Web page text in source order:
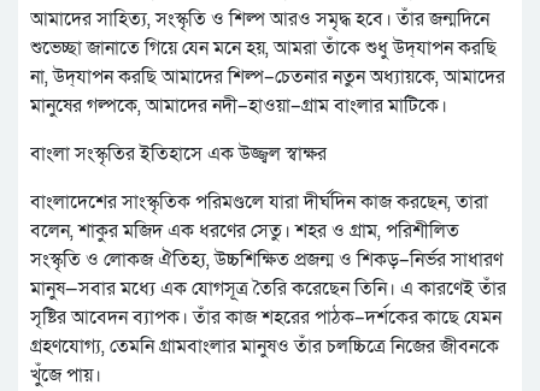
আমাদের সাহিত্য, সংস্কৃতি ও শিল্প আরও সমৃদ্ধ হবে। তাঁর জন্মদিনে
শুভেচ্ছা জানাতে গিয়ে যেন মনে হয়, আমরা তাঁকে শুধু উদ্‌যাপন করছি
না, উদ্‌যাপন করছি আমাদের শিল্প–চেতনার নতুন অধ্যায়কে, আমাদের
মানুষের গল্পকে, আমাদের নদী–হাওয়া–গ্রাম বাংলার মাটিকে।
বাংলা সংস্কৃতির ইতিহাসে এক উজ্জ্বল স্বাক্ষর
বাংলাদেশের সাংস্কৃতিক পরিমণ্ডলে যারা দীর্ঘদিন কাজ করছেন, তারা
বলেন, শাকুর মজিদ এক ধরণের সেতু। শহর ও গ্রাম, পরিশীলিত
সংস্কৃতি ও লোকজ ঐতিহ্য, উচ্চশিক্ষিত প্রজন্ম ও শিকড়–নির্ভর সাধারণ
মানুষ—সবার মধ্যে এক যোগসূত্র তৈরি করেছেন তিনি। এ কারণেই তাঁর
সৃষ্টির আবেদন ব্যাপক। তাঁর কাজ শহরের পাঠক–দর্শকের কাছে যেমন
গ্রহণযোগ্য, তেমনি গ্রামবাংলার মানুষও তাঁর চলচ্চিত্রে নিজের জীবনকে
খুঁজে পায়।